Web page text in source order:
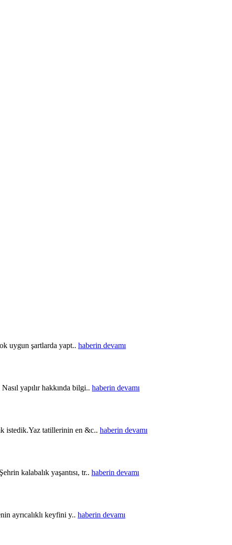
uygun şartlarda yapt.. haberin devamı
yapılır hakkında bilgi.. haberin devamı
istedik.Yaz tatillerinin en &c.. haberin devamı
kalabalık yaşantısı, tr.. haberin devamı
ayrıcalıklı keyfini y.. haberin devamı